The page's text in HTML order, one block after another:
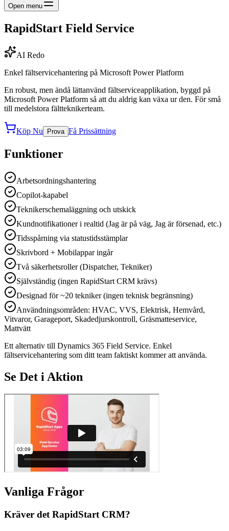
Open menu
RapidStart Field Service
AI Redo
Enkel fältservicehantering på Microsoft Power Platform
En robust, men ändå lättanvänd fältserviceapplikation, byggd på
Microsoft Power Platform så att du aldrig kan växa ur den. För små
till medelstora fältteknikerteam.
Köp Nu Prova Få Prissättning
Funktioner
Arbetsordningshantering
Copilot-kapabel
Teknikerschemaläggning och utskick
Kundnotifikationer i realtid (Jag är på väg, Jag är försenad, etc.)
Tidsspårning via statustidsstämplar
Skrivbord + Mobilappar ingår
Två säkerhetsroller (Dispatcher, Tekniker)
Självständig (ingen RapidStart CRM krävs)
Designad för ~20 tekniker (ingen teknisk begränsning)
Användningsområden: HVAC, VVS, Elektrisk, Hemvård,
Vitvaror, Garageport, Skadedjurskontroll, Gräsmatteservice,
Mattvätt
Ett alternativ till Dynamics 365 Field Service. Enkel
fältservicehantering som ditt team faktiskt kommer att använda.
Se Det i Aktion
Vanliga Frågor
Kräver det RapidStart CRM?